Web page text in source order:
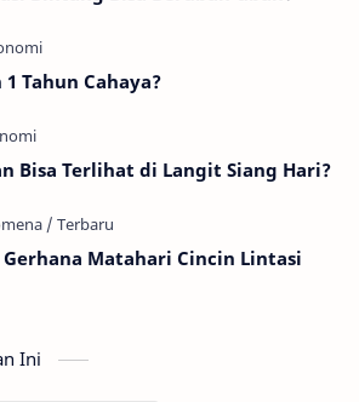
1 Tahun Cahaya?
Bisa Terlihat di Langit Siang Hari?
Gerhana Matahari Cincin Lintasi
Ini